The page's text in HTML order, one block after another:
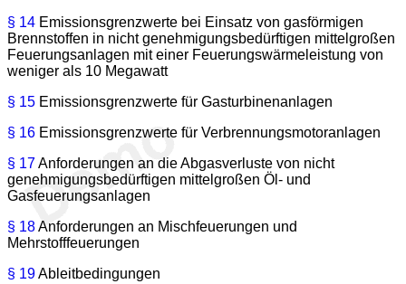
§ 14 Emissionsgrenzwerte bei Einsatz von gasförmigen
Brennstoffen in nicht genehmigungsbedürftigen mittelgroßen
Feuerungsanlagen mit einer Feuerungswärmeleistung von
weniger als 10 Megawatt
§ 15 Emissionsgrenzwerte für Gasturbinenanlagen
§ 16 Emissionsgrenzwerte für Verbrennungsmotoranlagen
§ 17Anforderungen an die Abgasverluste von nicht
genehmigungsbedürftigen mittelgroßen Öl- und
Gasfeuerungsanlagen
§ 18Anforderungen an Mischfeuerungen und
Mehrstofffeuerungen
§ 19Ableitbedingungen